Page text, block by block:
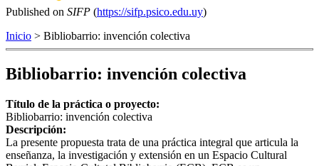
Published on SIFP (https://sifp.psico.edu.uy)
Inicio > Bibliobarrio: invención colectiva
Bibliobarrio: invención colectiva
Título de la práctica o proyecto:
Bibliobarrio: invención colectiva
Descripción:
La presente propuesta trata de una práctica integral que articula la
enseñanza, la investigación y extensión en un Espacio Cultural